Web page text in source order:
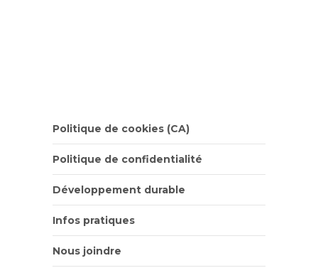
Politique de cookies (CA)
Politique de confidentialité
Développement durable
Infos pratiques
Nous joindre